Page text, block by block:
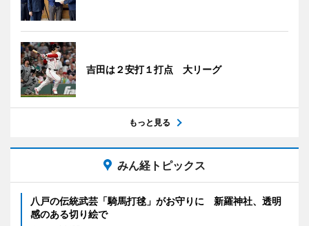
吉田は２安打１打点 大リーグ
もっと見る
みん経トピックス
八戸の伝統武芸「騎馬打毬」がお守りに 新羅神社、透明
感のある切り絵で